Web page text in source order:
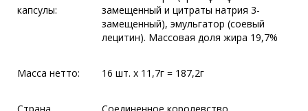
капсулы:
замещенный и цитраты натрия 3-
замещенный), эмульгатор (соевый
лецитин). Массовая доля жира 19,7%
Масса нетто: 16 шт. х 11,7г = 187,2г